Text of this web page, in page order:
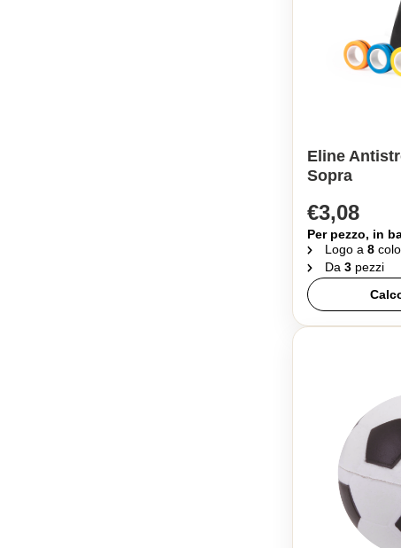
Eline
Sopra
€3,08
Per pezzo, in
Logo a 8
Da 3 pezzi